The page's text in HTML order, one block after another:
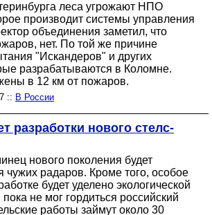
леса угрожают НПО
производит системы управления
объединения заметил, что
нет. По той же причине
"Искандеров" и других
разрабатываются в Коломне.
в 12 км от пожаров.
:: В России
разработки нового стелс-
нового поколения будет
радаров. Кроме того, особое
будет уделено экологической
не мог гордиться российский
работы займут около 30